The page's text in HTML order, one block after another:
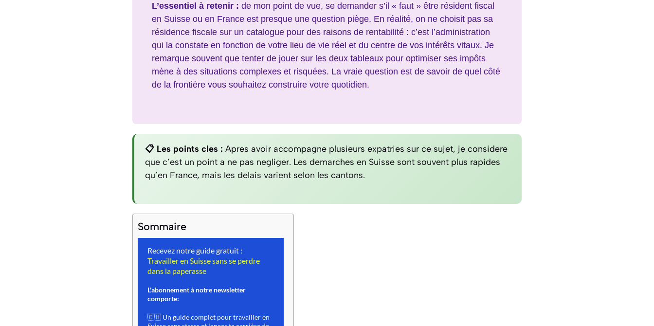
L’essentiel à retenir : de mon point de vue, se demander s’il « faut » être résident fiscal
en Suisse ou en France est presque une question piège. En réalité, on ne choisit pas sa
résidence fiscale sur un catalogue pour des raisons de rentabilité : c’est l’administration
qui la constate en fonction de votre lieu de vie réel et du centre de vos intérêts vitaux. Je
remarque souvent que tenter de jouer sur les deux tableaux pour optimiser ses impôts
mène à des situations complexes et risquées. La vraie question est de savoir de quel côté
de la frontière vous souhaitez construire votre quotidien.
📋 Les points cles : Apres avoir accompagne plusieurs expatries sur ce sujet, je considere
que c’est un point a ne pas negliger. Les demarches en Suisse sont souvent plus rapides
qu’en France, mais les delais varient selon les cantons.
Sommaire